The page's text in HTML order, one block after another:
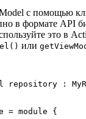
с помощью
в формате API
это в
или
repository :
= module {